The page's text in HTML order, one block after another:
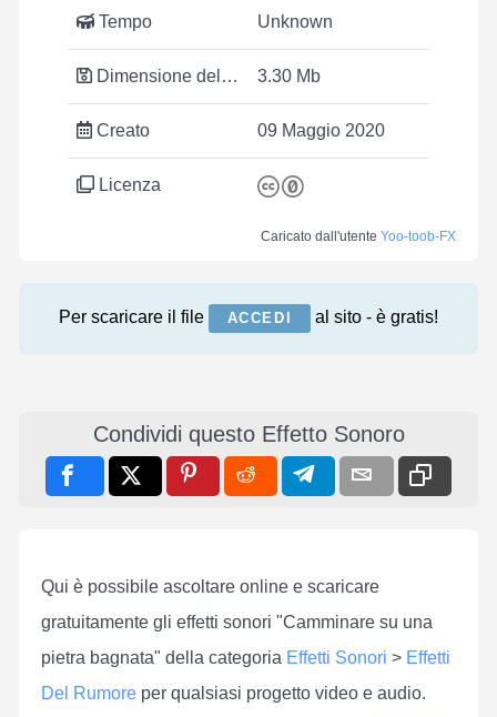
Tempo Unknown
Dimensione del file 3.30 Mb
Creato 09 Maggio 2020
Licenza
Caricato dall'utente Yoo-toob-FX
Per scaricare il file ACCEDI al sito - è gratis!
Condividi questo Effetto Sonoro
Qui è possibile ascoltare online e scaricare
gratuitamente gli effetti sonori "Camminare su una
pietra bagnata" della categoria Effetti Sonori > Effetti
Del Rumore per qualsiasi progetto video e audio.